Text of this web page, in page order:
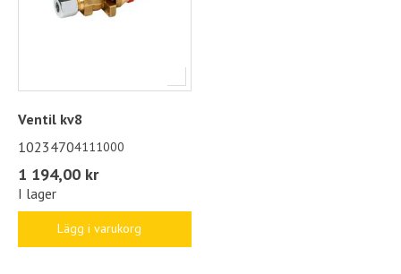
Ventil kv8
10234704111000
1 194,00 kr
I lager
Lägg i varukorg